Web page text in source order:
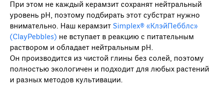
При этом не каждый керамзит сохранят нейтральный
уровень рН, поэтому подбирать этот субстрат нужно
внимательно. Наш керамзит Simplex® «КлэйПебблс»
(ClayPebbles) не вступает в реакцию с питательным
раствором и обладает нейтральным рН.
Он производится из чистой глины без солей, поэтому
полностью экологичен и подходит для любых растений
и разных методов культивации.